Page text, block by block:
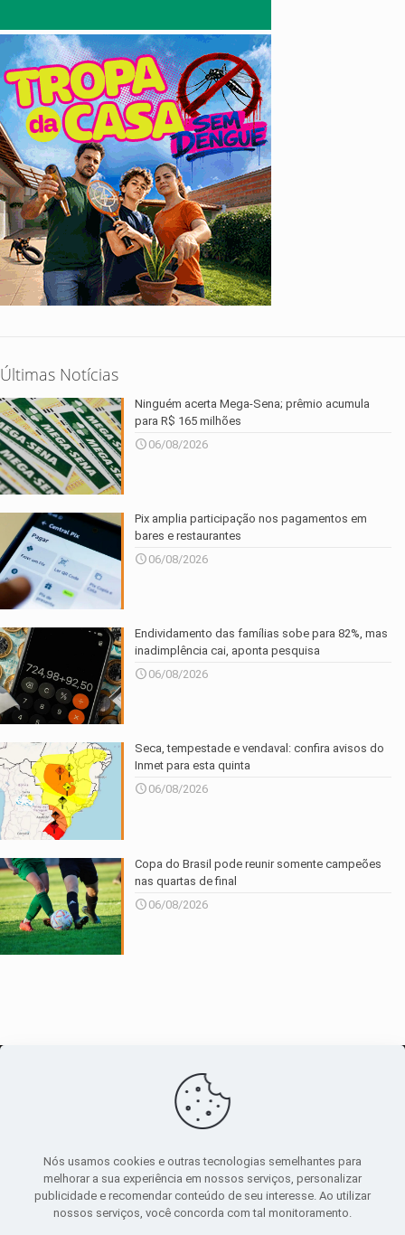
Últimas Notícias
Ninguém acerta Mega-Sena; prêmio acumula
para R$ 165 milhões
06/08/2026
Pix amplia participação nos pagamentos em
bares e restaurantes
06/08/2026
Endividamento das famílias sobe para 82%, mas
inadimplência cai, aponta pesquisa
06/08/2026
Seca, tempestade e vendaval: confira avisos do
Inmet para esta quinta
06/08/2026
Copa do Brasil pode reunir somente campeões
nas quartas de final
06/08/2026
canal de notícias
Sobre|Política Privacidade|Termos de uso
Nós usamos cookies e outras tecnologias semelhantes para
melhorar a sua experiência em nossos serviços, personalizar
publicidade e recomendar conteúdo de seu interesse. Ao utilizar
nossos serviços, você concorda com tal monitoramento.